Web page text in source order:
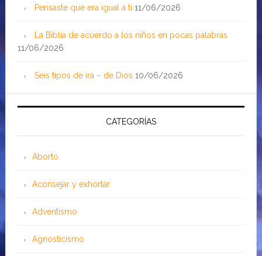
Pensaste que era igual a ti 11/06/2026
La Biblia de acuerdo a los niños en pocas palabras
11/06/2026
Seis tipos de ira – de Dios 10/06/2026
CATEGORÍAS
Aborto
Aconsejar y exhortar
Adventismo
Agnosticismo